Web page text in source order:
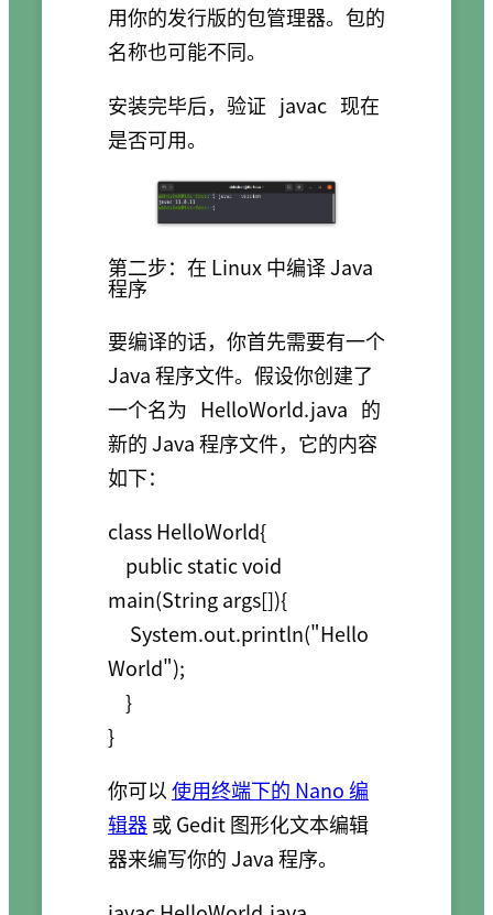
用你的发行版的包管理器。包的
名称也可能不同。
安装完毕后，验证 javac 现在
是否可用。
第二步：在 Linux 中编译 Java
程序
要编译的话，你首先需要有一个
Java 程序文件。假设你创建了
一个名为 HelloWorld.java 的
新的 Java 程序文件，它的内容
如下：
class HelloWorld{
    public static void
main(String args[]){
     System.out.println("Hello
World");
    }
你可以使用终端下的 Nano 编
辑器或 Gedit 图形化文本编辑
器来编写你的 Java 程序。